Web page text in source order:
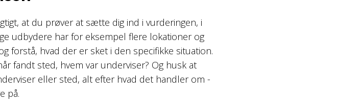
at du prøver at sætte dig ind i vurderingen, i
udbydere har for eksempel flere lokationer og
forstå, hvad der er sket i den specifikke situation.
fandt sted, hvem var underviser? Og husk at
eller sted, alt efter hvad det handler om -
på.